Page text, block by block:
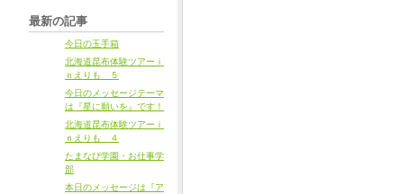
最新の記事
今日の玉手箱
北海道昆布体験ツアーｉ
ｎえりも ５
今日のメッセージテーマ
は『星に願いを』です！
北海道昆布体験ツアーｉ
ｎえりも ４
たまなび学園・お仕事学
部
本日のメッセージは『ア